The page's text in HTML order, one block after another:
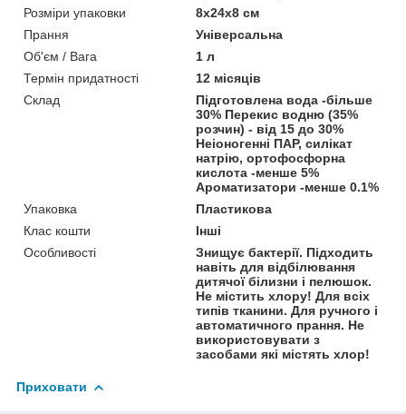
Розміри упаковки
8x24x8 см
Прання
Універсальна
Об'єм / Вага
1 л
Термін придатності
12 місяців
Склад
Підготовлена вода -більше
30% Перекис водню (35%
розчин) - від 15 до 30%
Неіоногенні ПАР, силікат
натрію, ортофосфорна
кислота -менше 5%
Ароматизатори -менше 0.1%
Упаковка
Пластикова
Клас кошти
Інші
Особливості
Знищує бактерії. Підходить
навіть для відбілювання
дитячої білизни і пелюшок.
Не містить хлору! Для всіх
типів тканини. Для ручного і
автоматичного прання. Не
використовувати з
засобами які містять хлор!
Приховати